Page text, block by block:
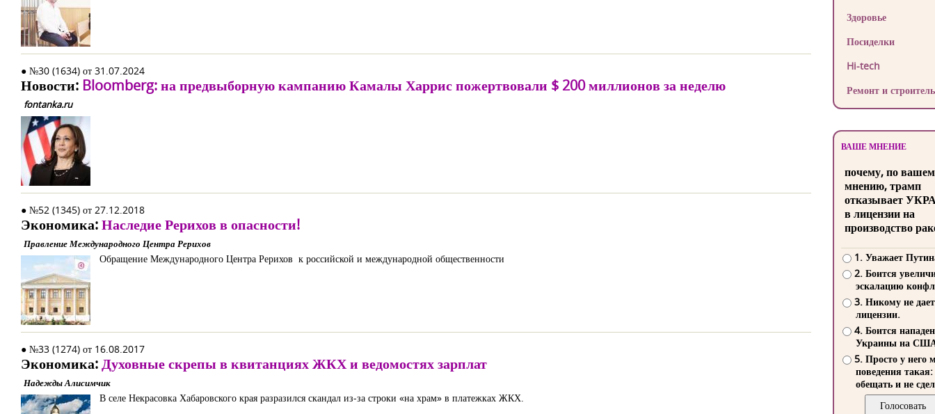
● №30 (1634) от 31.07.2024
Новости: Bloomberg: на предвыборную кампанию Камалы Харрис пожертвовали $ 200 миллионов за неделю
fontanka.ru
● №52 (1345) от 27.12.2018
Экономика:Наследие Рерихов в опасности!
Правление Международного Центра Рерихов
Обращение Международного Центра Рерихов к российской и международной общественности
● №33 (1274) от 16.08.2017
Экономика:Духовные скрепы в квитанциях ЖКХ и ведомостях зарплат
Надежды Алисимчик
В селе Некрасовка Хабаровского края разразился скандал из-за строки «на храм» в платежках ЖКХ.
Здоровье
Посиделки
Hi-tech
Ремонт и
ВАШЕ МНЕНИЕ
почему, по
мнению, трамп
отказывает
в лицензии на
производство
1. Уважает
2. Боится
эскалацию
3. Никому не
лицензии.
4. Боится
Украины на
5. Просто у него
поведения такая:
обещать и не